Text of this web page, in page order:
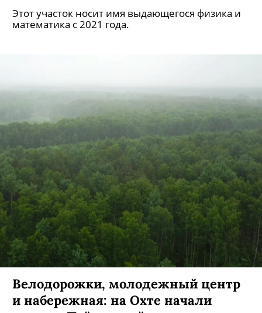
Этот участок носит имя выдающегося физика и
математика с 2021 года.
Велодорожки, молодежный центр
и набережная: на Охте начали